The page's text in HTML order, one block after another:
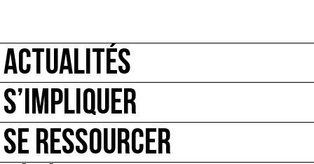
ACTUALITÉS
S’IMPLIQUER
SE RESSOURCER